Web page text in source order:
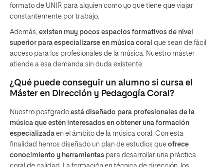
formato de UNIR para alguien como yo que tiene que viajar
constantemente por trabajo.
Además, existen muy pocos espacios formativos de nivel
superior para especializarse en música coral que sean de fácil
acceso para los profesionales de la música. Nuestro máster
atiende a esa demanda sin duda existente.
¿Qué puede conseguir un alumno si cursa el
Máster en Dirección y Pedagogía Coral?
Nuestro postgrado está diseñado para profesionales de la
música que estén interesados en obtener una formación
especializada en el ámbito de la música coral. Con esta
finalidad hemos diseñado un plan de estudios que ofrece
conocimiento y herramientas para desarrollar una práctica